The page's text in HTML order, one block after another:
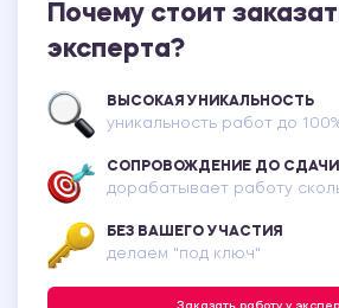
Почему стоит
эксперта?
ВЫСОКАЯ УНИКАЛЬНОСТЬ
уникальность работ до
СОПРОВОЖДЕНИЕ ДО СДАЧИ
дорабатывает работу
БЕЗ ВАШЕГО УЧАСТИЯ
делаем "под ключ"